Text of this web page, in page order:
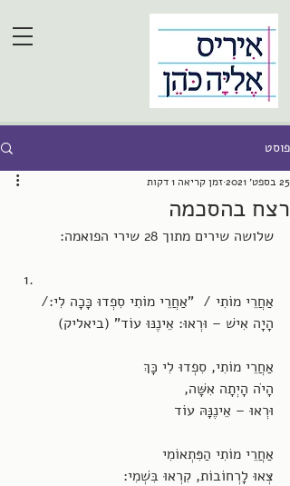
פוסט
רצח בהסכמה
25 בספט׳ 2021 זמן קריאה 1 דקות
שלושה שירים מתוך 28 שירי הפואמה:
אַחֲרֵי מוֹתִי /  "אַחֲרֵי מוֹתִי סִפְדוּ כָּכָה לִי:/
הָיָה אִישׁ – וּרְאוּ: אֵינֶנּוּ עוֹד" (ביאליק)
אַחֲרֵי מוֹתִי, סִפְדוּ לִי כָּךְ
הָיֹה הָיְתָה אִשָּׁה,
וּרְאוּ – אֵינֶנָּהּ עוֹד
אַחֲרֵי מוֹתִי הַפִּתְאוֹמִי
צְּאוּ לָרְחוֹבוֹת, קִרְאוּ בִּשְׁמִי: